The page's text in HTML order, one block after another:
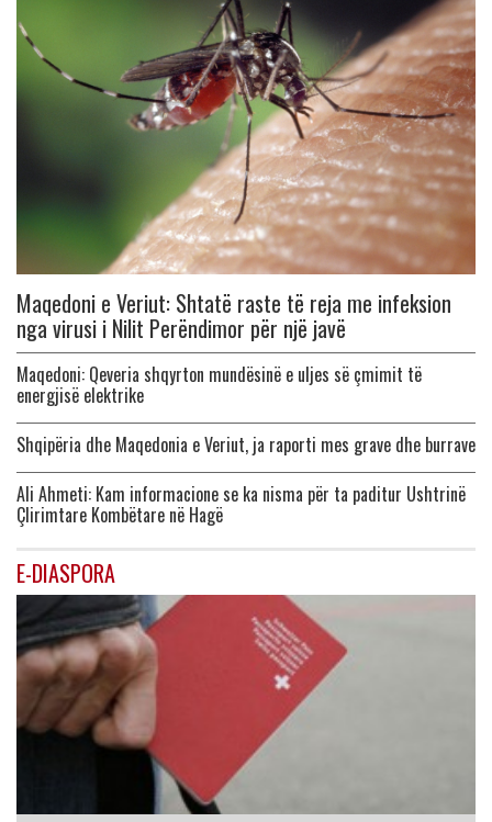
Maqedoni e Veriut: Shtatë raste të reja me infeksion
nga virusi i Nilit Perëndimor për një javë
Maqedoni: Qeveria shqyrton mundësinë e uljes së çmimit të
energjisë elektrike
Shqipëria dhe Maqedonia e Veriut, ja raporti mes grave dhe burrave
Ali Ahmeti: Kam informacione se ka nisma për ta paditur Ushtrinë
Çlirimtare Kombëtare në Hagë
E-DIASPORA